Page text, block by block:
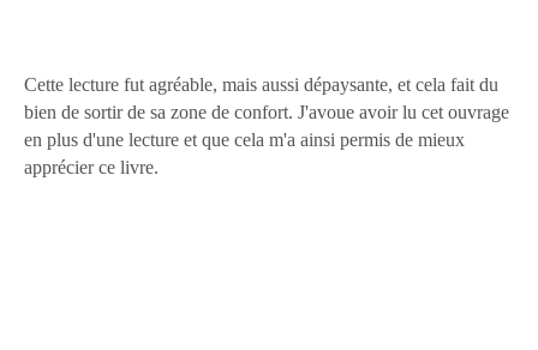
Cette lecture fut agréable, mais aussi dépaysante, et cela fait du
bien de sortir de sa zone de confort. J'avoue avoir lu cet ouvrage
en plus d'une lecture et que cela m'a ainsi permis de mieux
apprécier ce livre.